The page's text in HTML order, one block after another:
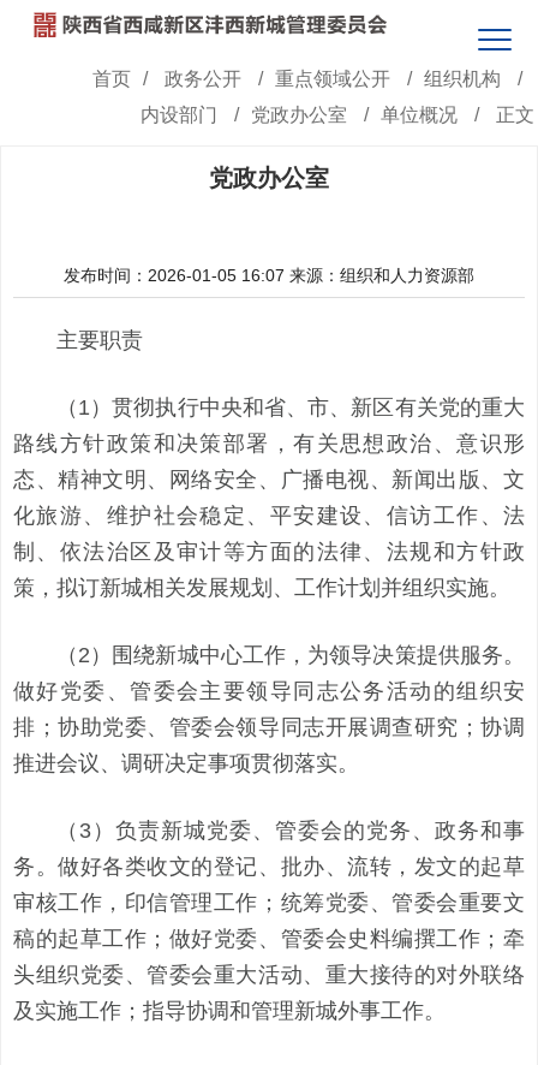
首页 / 政务公开 / 重点领域公开 / 组织机构
/
内设部门
/ 党政办公室 / 单位概况 / 正文
党政办公室
发布时间：2026-01-05 16:07 来源：组织和人力资源部
主要职责
（1）贯彻执行中央和省、市、新区有关党的重大
路线方针政策和决策部署，有关思想政治、意识形
态、精神文明、网络安全、广播电视、新闻出版、文
化旅游、维护社会稳定、平安建设、信访工作、法
制、依法治区及审计等方面的法律、法规和方针政
策，拟订新城相关发展规划、工作计划并组织实施。
（2）围绕新城中心工作，为领导决策提供服务。
做好党委、管委会主要领导同志公务活动的组织安
排；协助党委、管委会领导同志开展调查研究；协调
推进会议、调研决定事项贯彻落实。
（3）负责新城党委、管委会的党务、政务和事
务。做好各类收文的登记、批办、流转，发文的起草
审核工作，印信管理工作；统筹党委、管委会重要文
稿的起草工作；做好党委、管委会史料编撰工作；牵
头组织党委、管委会重大活动、重大接待的对外联络
及实施工作；指导协调和管理新城外事工作。